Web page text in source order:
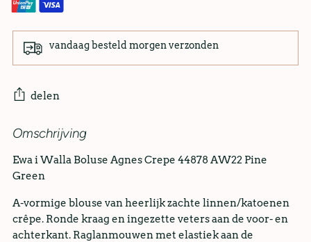
vandaag besteld morgen verzonden
delen
Omschrijving
Ewa i Walla Boluse Agnes Crepe 44878 AW22 Pine
Green
A-vormige blouse van heerlijk zachte linnen/katoenen
crêpe. Ronde kraag en ingezette veters aan de voor- en
achterkant. Raglanmouwen met elastiek aan de